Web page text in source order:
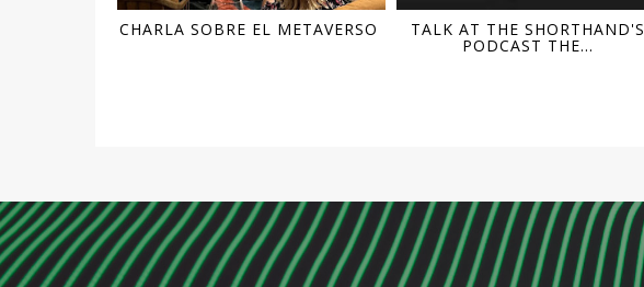
CHARLA SOBRE EL METAVERSO TALK AT THE SHORTHAND'S
PODCAST THE...